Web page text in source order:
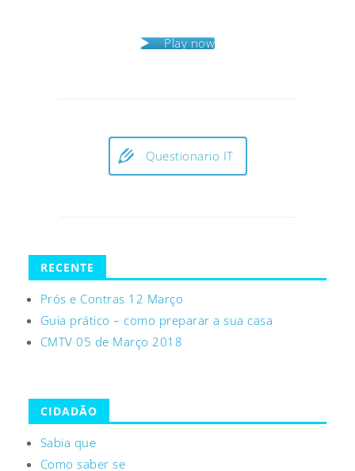
Play now
Questionario IT
RECENTE
Prós e Contras 12 Março
Guia prático – como preparar a sua casa
CMTV 05 de Março 2018
CIDADÃO
Sabia que
Como saber se